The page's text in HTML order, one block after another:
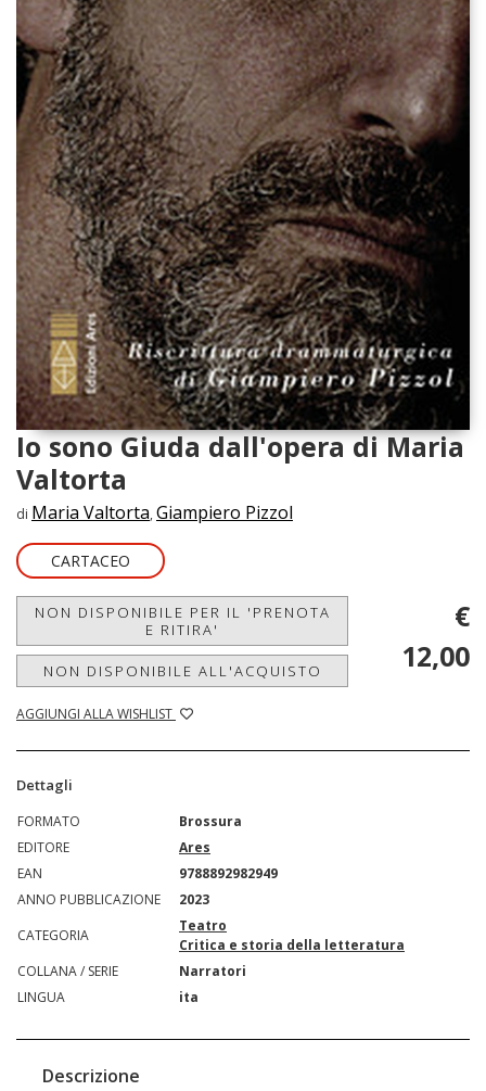
Io sono Giuda dall'opera di Maria
Valtorta
di Maria Valtorta, Giampiero Pizzol
CARTACEO
NON DISPONIBILE PER IL 'PRENOTA
E RITIRA'
NON DISPONIBILE ALL'ACQUISTO
AGGIUNGI ALLA WISHLIST
€
12,00
Dettagli
FORMATO
Brossura
EDITORE
Ares
EAN
9788892982949
ANNO PUBBLICAZIONE
2023
CATEGORIA
Teatro
Critica e storia della letteratura
COLLANA / SERIE
Narratori
LINGUA
ita
Descrizione